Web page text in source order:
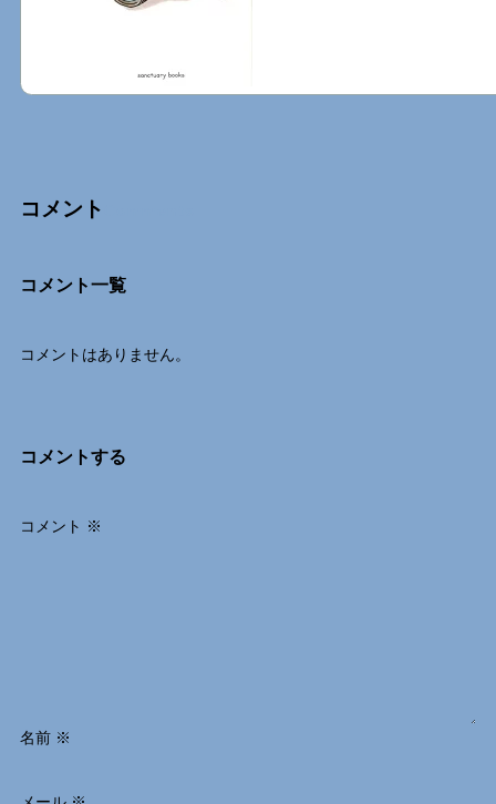
コメント
コメント一覧
コメントはありません。
コメントする
コメント ※
名前 ※